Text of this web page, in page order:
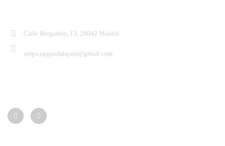
Calle Bergantín, 13, 28042 Madrid
ampa.cpguadalajara@gmail.com